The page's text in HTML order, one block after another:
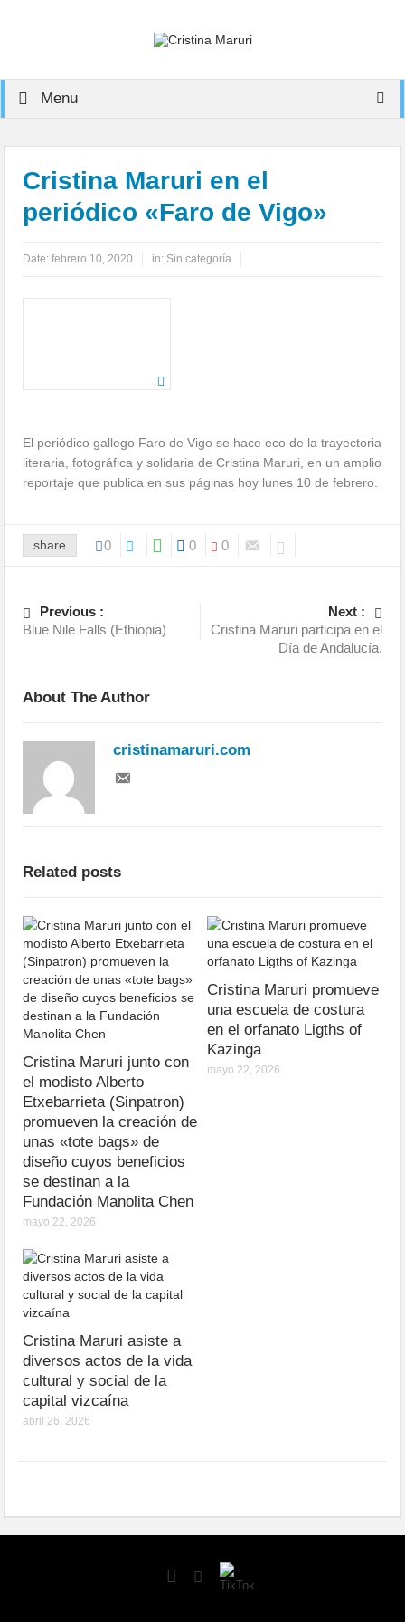
Menu
Cristina Maruri en el
periódico «Faro de Vigo»
Date:febrero 10, 2020 in: Sin categoría
El periódico gallego Faro de Vigo se hace eco de la trayectoria
literaria, fotográfica y solidaria de Cristina Maruri, en un amplio
reportaje que publica en sus páginas hoy lunes 10 de febrero.
share 0 0 0
Previous :
Blue Nile Falls (Ethiopia)
Next :
Cristina Maruri participa en el
Día de Andalucía.
About The Author
cristinamaruri.com
Related posts
Cristina Maruri junto con
el modisto Alberto
Etxebarrieta (Sinpatron)
promueven la creación de
unas «tote bags» de
diseño cuyos beneficios
se destinan a la
Fundación Manolita Chen
mayo 22, 2026
Cristina Maruri promueve
una escuela de costura
en el orfanato Ligths of
Kazinga
mayo 22, 2026
Cristina Maruri asiste a
diversos actos de la vida
cultural y social de la
capital vizcaína
abril 26, 2026